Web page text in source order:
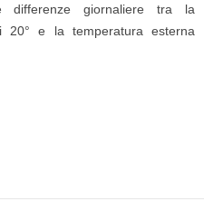
giornaliere tra la
20° e la temperatura esterna